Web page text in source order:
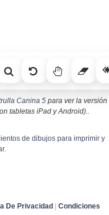
Canina 5 para ver la versión
tabletas iPad y Android)..
de dibujos para imprimir y
De Privacidad | Condiciones